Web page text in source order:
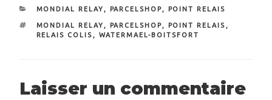
CATÉGORIES
MONDIAL RELAY, PARCELSHOP, POINT RELAIS
ÉTIQUETTES
MONDIAL RELAY, PARCELSHOP, POINT RELAIS,
RELAIS COLIS, WATERMAEL-BOITSFORT
Laisser un commentaire